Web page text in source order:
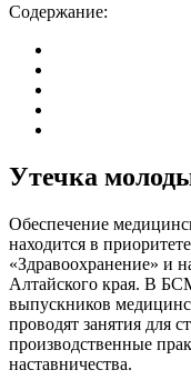
Содержание:
Утечка
Обеспечение
находится в
«Здравоохранение» и
Алтайского края. В
выпускников
проводят занятия для
производственные
наставничества.